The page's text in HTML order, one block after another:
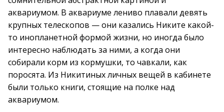
аквариумом. В аквариуме лениво плавали девять
крупных телескопов — они казались Никите какой-
то инопланетной формой жизни, но иногда было
интересно наблюдать за ними, а когда они
собирали корм из кормушки, то чавкали, как
поросята. Из Никитиных личных вещей в кабинете
были только книги, стоящие на полке над
аквариумом.